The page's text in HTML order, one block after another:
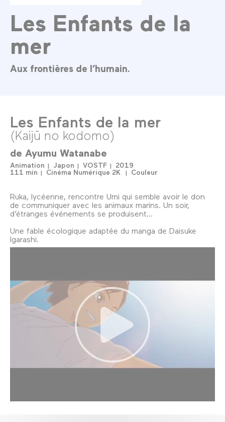
Les Enfants de la
mer
Aux frontières de l’humain.
Les Enfants de la mer
(Kaijū no kodomo)
de Ayumu Watanabe
Animation Japon VOSTF
2019
111 min
Cinéma Numérique 2K Couleur
Ruka, lycéenne, rencontre Umi qui semble avoir le don
de communiquer avec les animaux marins. Un soir,
d’étranges événements se produisent...
Une fable écologique adaptée du manga de Daisuke
Igarashi.